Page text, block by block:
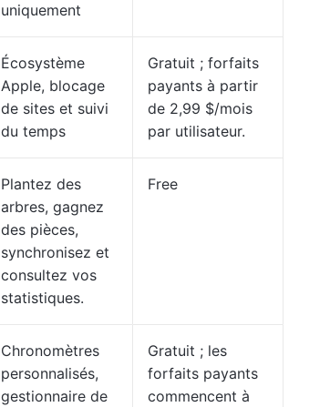
uniquement
Écosystème
Apple, blocage
de sites et suivi
du temps
Gratuit ; forfaits
payants à partir
de 2,99 $/mois
par utilisateur.
Plantez des
arbres, gagnez
des pièces,
synchronisez et
consultez vos
statistiques.
Free
Chronomètres
personnalisés,
gestionnaire de
Gratuit ; les
forfaits payants
commencent à